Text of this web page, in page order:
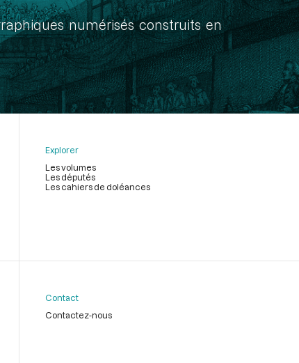
numérisés construits en
Explorer
Les volumes
Les députés
Les cahiers de doléances
Contact
Contactez-nous